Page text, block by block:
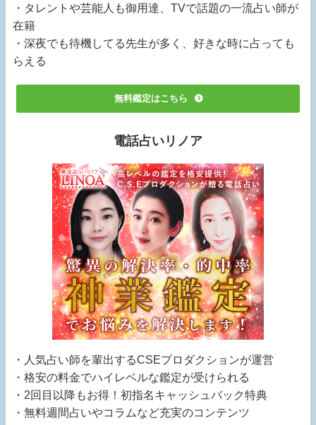
・タレントや芸能人も御用達、TVで話題の一流占い師が
在籍
・深夜でも待機してる先生が多く、好きな時に占っても
らえる
無料鑑定はこちら
電話占いリノア
・人気占い師を輩出するCSEプロダクションが運営
・格安の料金でハイレベルな鑑定が受けられる
・2回目以降もお得！初指名キャッシュバック特典
・無料週間占いやコラムなど充実のコンテンツ